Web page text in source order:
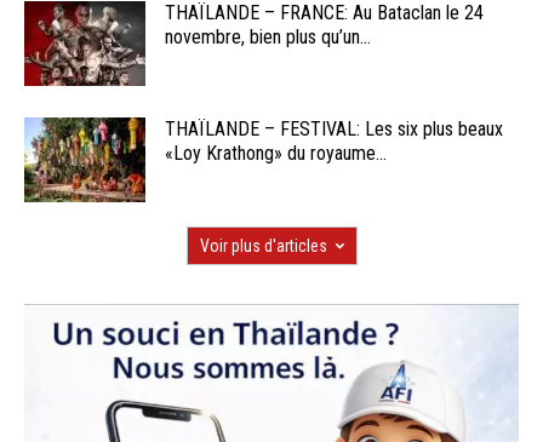
THAÏLANDE – FRANCE: Au Bataclan le 24
novembre, bien plus qu’un...
THAÏLANDE – FESTIVAL: Les six plus beaux
«Loy Krathong» du royaume...
Voir plus d'articles